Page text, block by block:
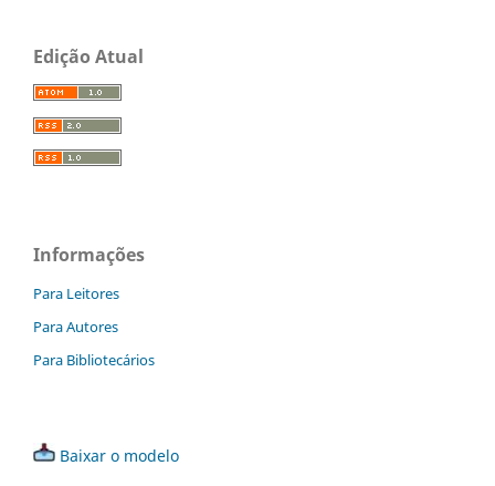
Edição Atual
Informações
Para Leitores
Para Autores
Para Bibliotecários
Baixar o modelo